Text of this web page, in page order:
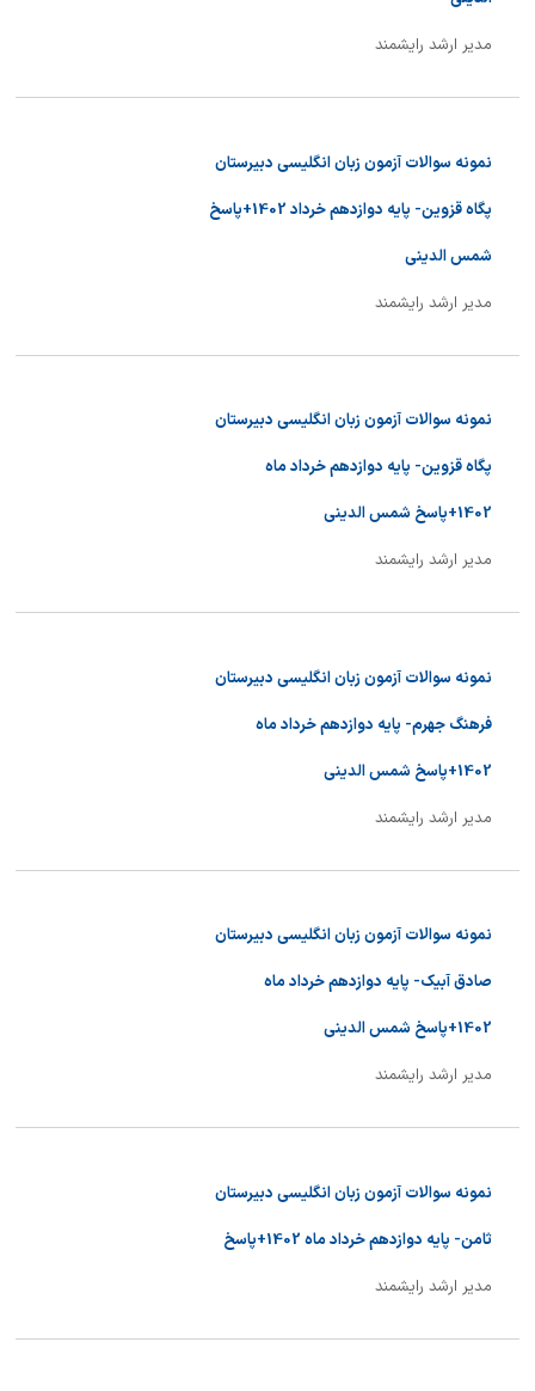
مدیر ارشد رایشمند
نمونه سوالات آزمون زبان انگلیسی دبیرستان
پگاه قزوین- پایه دوازدهم خرداد 1402+پاسخ
شمس الدینی
مدیر ارشد رایشمند
نمونه سوالات آزمون زبان انگلیسی دبیرستان
پگاه قزوین- پایه دوازدهم خرداد ماه
1402+پاسخ شمس الدینی
مدیر ارشد رایشمند
نمونه سوالات آزمون زبان انگلیسی دبیرستان
فرهنگ جهرم- پایه دوازدهم خرداد ماه
1402+پاسخ شمس الدینی
مدیر ارشد رایشمند
نمونه سوالات آزمون زبان انگلیسی دبیرستان
صادق آبیک- پایه دوازدهم خرداد ماه
1402+پاسخ شمس الدینی
مدیر ارشد رایشمند
نمونه سوالات آزمون زبان انگلیسی دبیرستان
ثامن- پایه دوازدهم خرداد ماه 1402+پاسخ
مدیر ارشد رایشمند